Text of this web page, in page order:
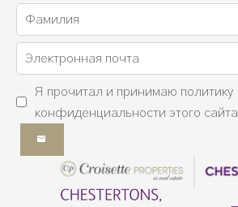
Я прочитал и принимаю политику
конфиденциальности этого сайта